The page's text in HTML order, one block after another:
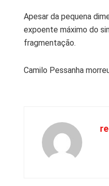
Apesar da pequena
expoente máximo do
fragmentação.
Camilo Pessanha